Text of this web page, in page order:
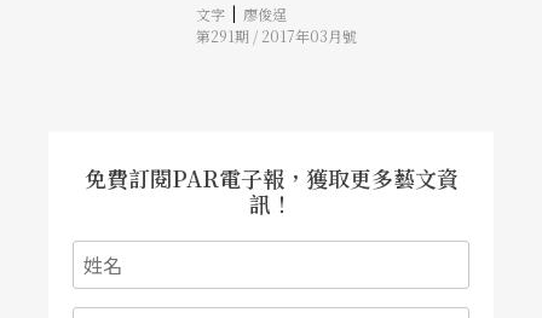
丑角陳勝在主演，三人皆有不少內心戲的詮釋。
文字 | 廖俊逞
第291期 / 2017年03月號
免費訂閱PAR電子報，獲取更多藝文資
訊！